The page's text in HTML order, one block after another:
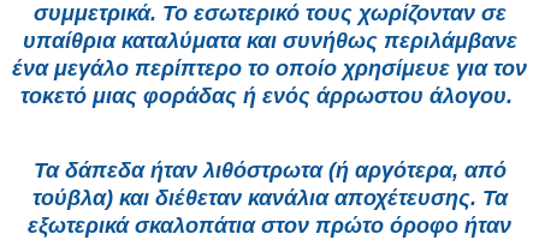
συμμετρικά. Το εσωτερικό τους χωρίζονταν σε
υπαίθρια καταλύματα και συνήθως περιλάμβανε
ένα μεγάλο περίπτερο το οποίο χρησίμευε για τον
τοκετό μιας φοράδας ή ενός άρρωστου άλογου.
Τα δάπεδα ήταν λιθόστρωτα (ή αργότερα, από
τούβλα) και διέθεταν κανάλια αποχέτευσης. Τα
εξωτερικά σκαλοπάτια στον πρώτο όροφο ήταν